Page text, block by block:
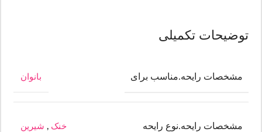
توضیحات تکمیلی
مشخصات رایحه.مناسب برای بانوان
مشخصات رایحه.نوع رایحه خنک , شیرین